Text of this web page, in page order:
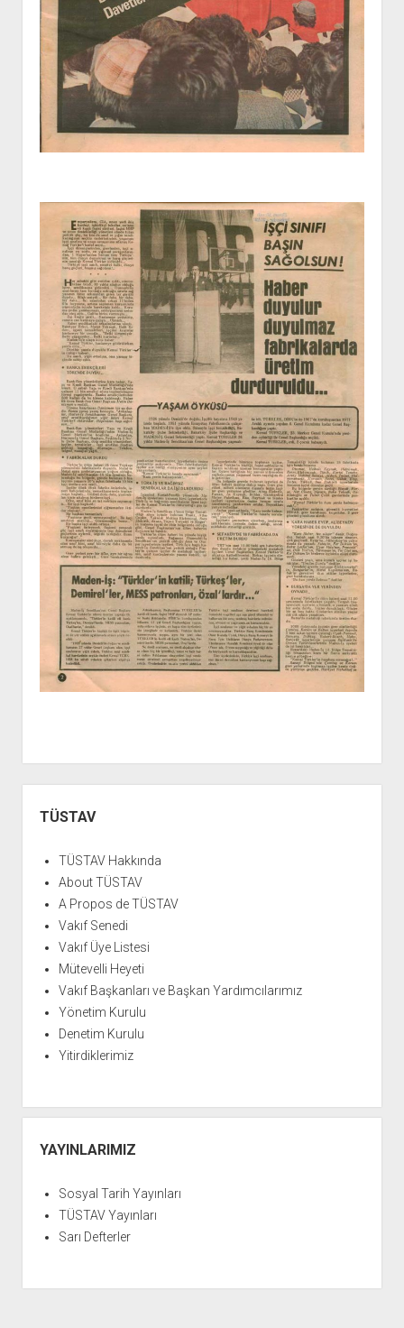
Menü
TÜSTAV
TÜSTAV Hakkında
About TÜSTAV
A Propos de TÜSTAV
Vakıf Senedi
Vakıf Üye Listesi
Mütevelli Heyeti
Vakıf Başkanları ve Başkan Yardımcılarımız
Yönetim Kurulu
Denetim Kurulu
Yitirdiklerimiz
YAYINLARIMIZ
Sosyal Tarih Yayınları
TÜSTAV Yayınları
Sarı Defterler